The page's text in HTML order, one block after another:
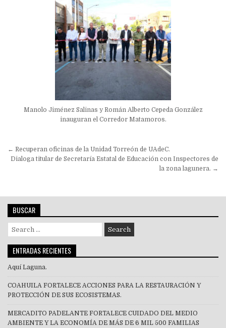
Manolo Jiménez Salinas y Román Alberto Cepeda González
inauguran el Corredor Matamoros.
Navegación
de
← Recuperan oficinas de la Unidad Torreón de UAdeC.
Dialoga titular de Secretaría Estatal de Educación con Inspectores de
la zona lagunera. →
BUSCAR
Search
for:
ENTRADAS RECIENTES
Aquí Laguna.
COAHUILA FORTALECE ACCIONES PARA LA RESTAURACIÓN Y
PROTECCIÓN DE SUS ECOSISTEMAS.
MERCADITO PA´DELANTE FORTALECE CUIDADO DEL MEDIO
AMBIENTE Y LA ECONOMÍA DE MÁS DE 6 MIL 500 FAMILIAS